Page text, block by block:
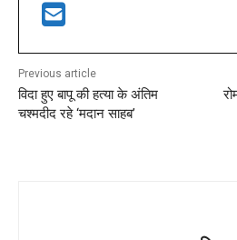
Previous article
विदा हुए बापू की हत्या के अंतिम
चश्मदीद रहे ‘मदान साहब’